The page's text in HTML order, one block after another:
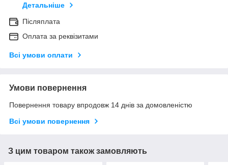
Детальніше
Післяплата
Оплата за реквізитами
Всі умови оплати
Умови повернення
Повернення товару впродовж 14 днів за домовленістю
Всі умови повернення
З цим товаром також замовляють